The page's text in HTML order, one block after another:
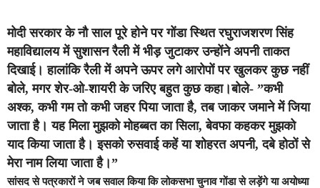
मोदी सरकार के नौ साल पूरे होने पर गोंडा स्थित रघुराजशरण सिंह
महाविद्यालय में सुशासन रैली में भीड़ जुटाकर उन्होंने अपनी ताकत
दिखाई। हालांकि रैली में अपने ऊपर लगे आरोपों पर खुलकर कुछ नहीं
बोले, मगर शेर-ओ-शायरी के जरिए बहुत कुछ कहा।बोले- ”कभी
अश्क, कभी गम तो कभी जहर पिया जाता है, तब जाकर जमाने में जिया
जाता है। यह मिला मुझको मोहब्बत का सिला, बेवफा कहकर मुझको
याद किया जाता है। इसको रुसवाई कहें या शोहरत अपनी, दबे होठों से
मेरा नाम लिया जाता है।”
सांसद से पत्रकारों ने जब सवाल किया कि लोकसभा चुनाव गोंडा से लड़ेंगे या अयोध्या